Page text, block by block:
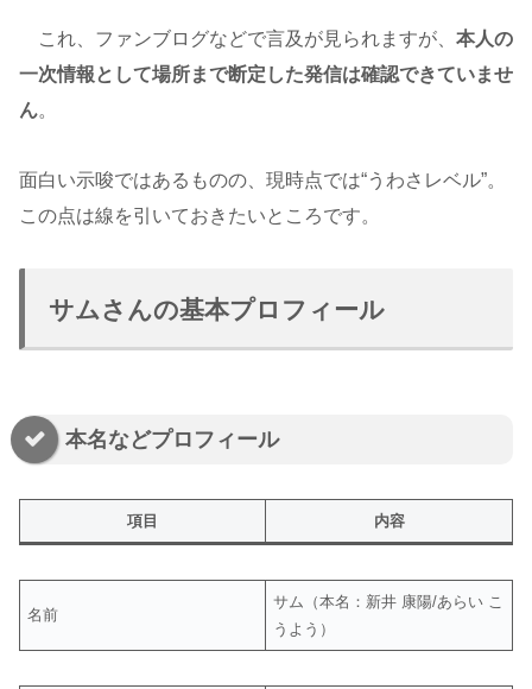
これ、ファンブログなどで言及が見られますが、 本人の
一次情報として場所まで断定した発信は確認できていませ
ん。
面白い示唆ではあるものの、現時点では“うわさレベル”。
この点は線を引いておきたいところです。
サムさんの基本プロフィール
本名などプロフィール
項目 内容
名前
サム（本名：新井 康陽/あらい こ
うよう）